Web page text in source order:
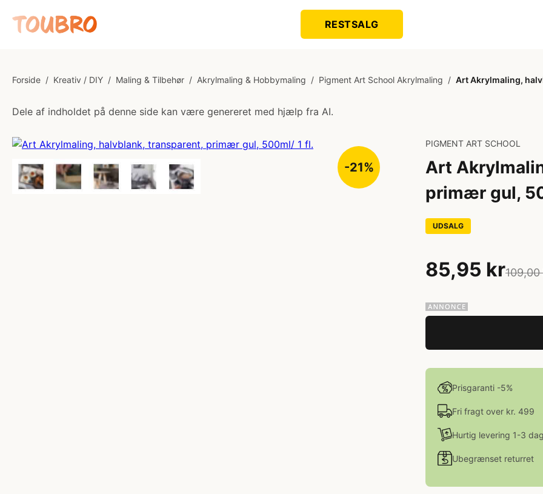
RESTSALG
Forside / Kreativ / DIY / Maling & Tilbehør / Akrylmaling & Hobbymaling / Pigment Art School Akrylmaling / Art Akrylmaling,
Dele af indholdet på denne side kan være genereret med hjælp fra AI.
-21%
PIGMENT ART SCHOOL
Art
primær gul,
UDSALG
85,95 kr109,00
Prisgaranti -5%
Fri fragt over kr. 499
Hurtig levering 1-3
Ubegrænset returret